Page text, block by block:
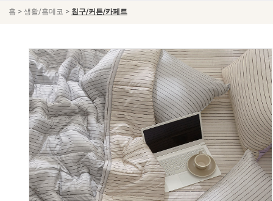
홈 > 생활/홈데코 > 침구/커튼/카페트